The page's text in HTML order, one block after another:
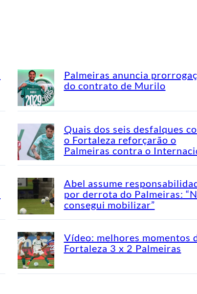
Palmeiras anuncia
do contrato de Murilo
Quais dos seis desfalques
o Fortaleza reforçarão o
Palmeiras contra o
Abel assume
por derrota do Palmeiras:
consegui mobilizar”
Vídeo: melhores momentos
Fortaleza 3 x 2 Palmeiras